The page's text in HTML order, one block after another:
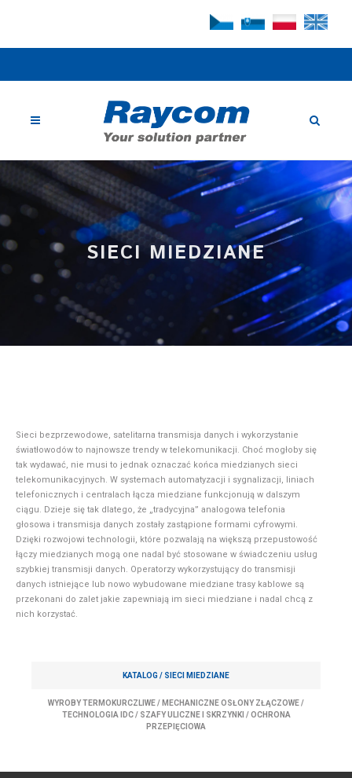
SIECI MIEDZIANE
Sieci bezprzewodowe, satelitarna transmisja danych i wykorzystanie
światłowodów to najnowsze trendy w telekomunikacji. Choć mogłoby się
tak wydawać, nie musi to jednak oznaczać końca miedzianych sieci
telekomunikacyjnych. W systemach automatyzacji i sygnalizacji, liniach
telefonicznych i centralach łącza miedziane funkcjonują w dalszym
ciągu. Dzieje się tak dlatego, że „tradycyjna” analogowa telefonia
głosowa i transmisja danych zostały zastąpione formami cyfrowymi.
Dzięki rozwojowi technologii, które pozwalają na większą przepustowość
łączy miedzianych mogą one nadal być stosowane w świadczeniu usług
szybkiej transmisji danych. Operatorzy wykorzystujący do transmisji
danych istniejące lub nowo wybudowane miedziane trasy kablowe są
przekonani do zalet jakie zapewniają im sieci miedziane i nadal chcą z
nich korzystać.
KATALOG / SIECI MIEDZIANE
WYROBY TERMOKURCZLIWE/ MECHANICZNE OSŁONY ZŁĄCZOWE/
TECHNOLOGIA IDC/ SZAFY ULICZNE I SKRZYNKI /OCHRONA
PRZEPIĘCIOWA